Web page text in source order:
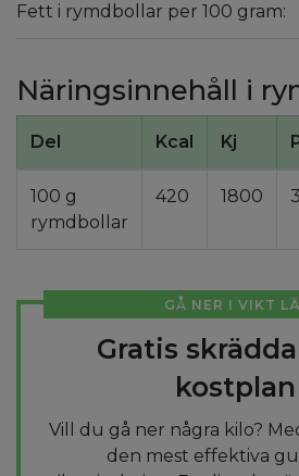
Fett i rymdbollar per 100 gram:
Näringsinnehåll i
Del Kcal Kj
100 g
rymdbollar
420 1800
GÅ NER I VIKT
Gratis
kostplan
Vill du gå ner några kilo?
den mest effektiva